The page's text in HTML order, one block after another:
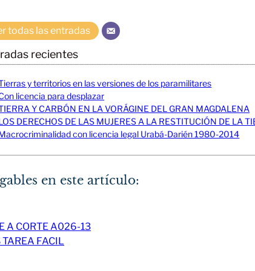
todas las entradas
recientes
y territorios en las versiones de los paramilitares
licencia para desplazar
Y CARBÓN EN LA VORÁGINE DEL GRAN MAGDALENA
DERECHOS DE LAS MUJERES A LA RESTITUCIÓN DE LA
con licencia legal Urabá-Darién 1980-2014
en este artículo:
A CORTE A026-13
TAREA FACIL